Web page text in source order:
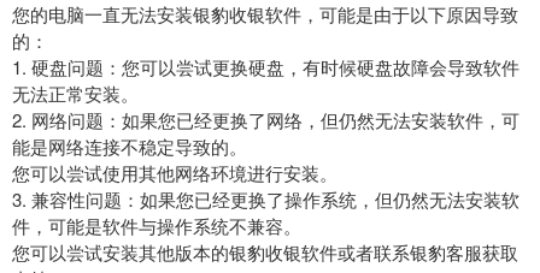
您的电脑一直无法安装银豹收银软件，可能是由于以下原因导致
的：
1. 硬盘问题：您可以尝试更换硬盘，有时候硬盘故障会导致软件
无法正常安装。
2. 网络问题：如果您已经更换了网络，但仍然无法安装软件，可
能是网络连接不稳定导致的。
您可以尝试使用其他网络环境进行安装。
3. 兼容性问题：如果您已经更换了操作系统，但仍然无法安装软
件，可能是软件与操作系统不兼容。
您可以尝试安装其他版本的银豹收银软件或者联系银豹客服获取